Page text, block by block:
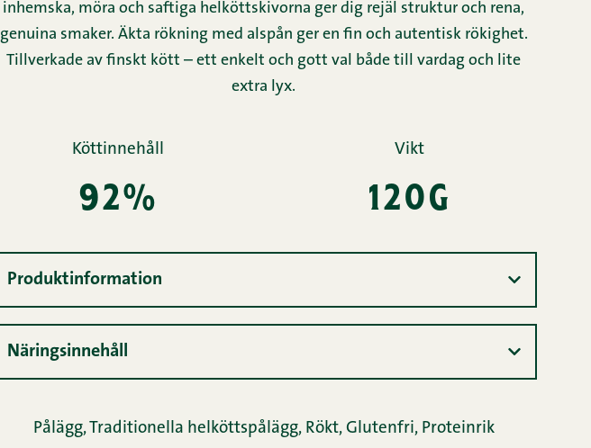
inhemska, möra och saftiga helköttskivorna ger dig rejäl struktur och rena,
genuina smaker. Äkta rökning med alspån ger en fin och autentisk rökighet.
Tillverkade av finskt kött – ett enkelt och gott val både till vardag och lite
extra lyx.
Köttinnehåll
92%
Vikt
120g
Produktinformation
Näringsinnehåll
Pålägg, Traditionella helköttspålägg, Rökt, Glutenfri, Proteinrik